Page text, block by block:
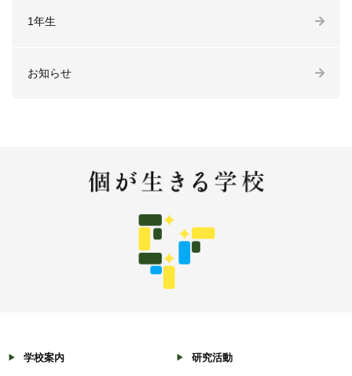
1年生
お知らせ
学校案内 研究活動